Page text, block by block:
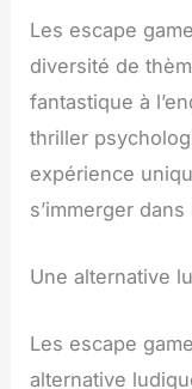
Les escape
diversité de
fantastique à
thriller
expérience
s’immerger
Une alternative
Les escape
alternative